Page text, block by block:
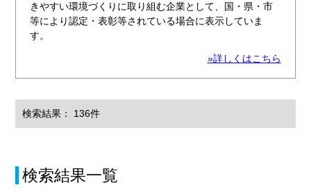
きやすい環境づくりに取り組む企業として、国・県・市
等により認定・表彰等されている場合に表示していま
す。
»詳しくはこちら
検索結果： 136件
検索結果一覧